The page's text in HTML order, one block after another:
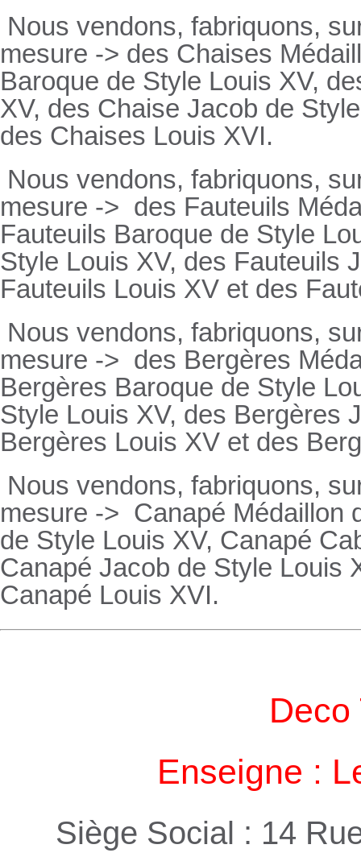
Nous vendons, fabriquons,
mesure -> des Chaises
Baroque de Style Louis XV,
XV, des Chaise Jacob de
des Chaises Louis XVI.
Nous vendons, fabriquons,
mesure -> des Fauteuils
Fauteuils Baroque de Style
Style Louis XV, des Fauteuils
Fauteuils Louis XV et des
Nous vendons, fabriquons,
mesure -> des Bergères
Bergères Baroque de Style
Style Louis XV, des Bergères
Bergères Louis XV et des
Nous vendons, fabriquons,
mesure -> Canapé Médaillon
de Style Louis XV, Canapé
Canapé Jacob de Style Louis
Canapé Louis XVI.
Deco
Enseigne :
Siège Social : 14